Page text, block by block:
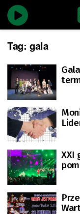
Tag: gala
XXI